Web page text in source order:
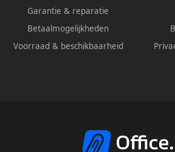
Garantie & reparatie
Betaalmogelijkheden
Voorraad & beschikbaarheid